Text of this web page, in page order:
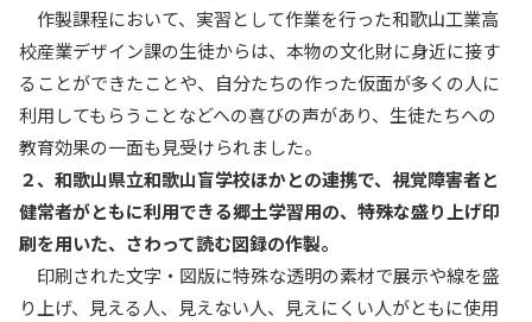
作製課程において、実習として作業を行った和歌山工業高
校産業デザイン課の生徒からは、本物の文化財に身近に接す
ることができたことや、自分たちの作った仮面が多くの人に
利用してもらうことなどへの喜びの声があり、生徒たちへの
教育効果の一面も見受けられました。
２、和歌山県立和歌山盲学校ほかとの連携で、視覚障害者と
健常者がともに利用できる郷土学習用の、特殊な盛り上げ印
刷を用いた、さわって読む図録の作製。
印刷された文字・図版に特殊な透明の素材で展示や線を盛
り上げ、見える人、見えない人、見えにくい人がともに使用